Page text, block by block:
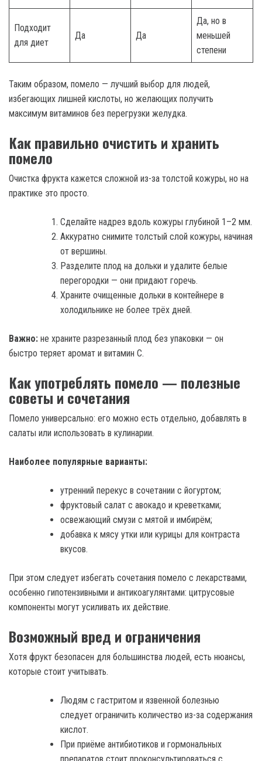
Подходит
для диет
Да Да
Да, но в
меньшей
степени
Таким образом, помело — лучший выбор для людей,
избегающих лишней кислоты, но желающих получить
максимум витаминов без перегрузки желудка.
Как правильно очистить и хранить
помело
Очистка фрукта кажется сложной из-за толстой кожуры, но на
практике это просто.
Сделайте надрез вдоль кожуры глубиной 1–2 мм.
Аккуратно снимите толстый слой кожуры, начиная
от вершины.
Разделите плод на дольки и удалите белые
перегородки — они придают горечь.
Храните очищенные дольки в контейнере в
холодильнике не более трёх дней.
Важно: не храните разрезанный плод без упаковки — он
быстро теряет аромат и витамин C.
Как употреблять помело — полезные
советы и сочетания
Помело универсально: его можно есть отдельно, добавлять в
салаты или использовать в кулинарии.
Наиболее популярные варианты:
утренний перекус в сочетании с йогуртом;
фруктовый салат с авокадо и креветками;
освежающий смузи с мятой и имбирём;
добавка к мясу утки или курицы для контраста
вкусов.
При этом следует избегать сочетания помело с лекарствами,
особенно гипотензивными и антикоагулянтами: цитрусовые
компоненты могут усиливать их действие.
Возможный вред и ограничения
Хотя фрукт безопасен для большинства людей, есть нюансы,
которые стоит учитывать.
Людям с гастритом и язвенной болезнью
следует ограничить количество из-за содержания
кислот.
При приёме антибиотиков и гормональных
препаратов стоит проконсультироваться с